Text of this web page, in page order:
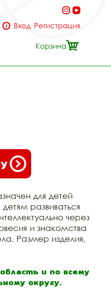
Вход Регистрация
Корзина
для детей
развиваться
через
и знакомства
Размер изделия,
и по всему
округу.